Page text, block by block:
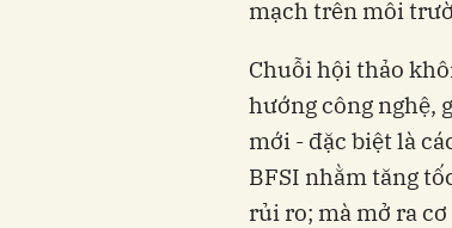
mạch trên môi
Chuỗi hội thảo
hướng công nghệ,
mới - đặc biệt là
BFSI nhằm tăng
rủi ro; mà mở ra